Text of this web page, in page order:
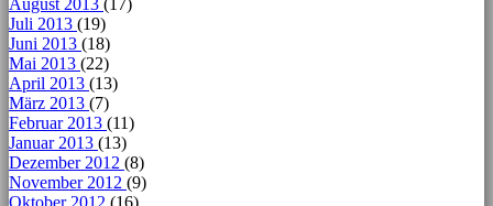
August 2013 (17)
Juli 2013 (19)
Juni 2013 (18)
Mai 2013 (22)
April 2013 (13)
März 2013 (7)
Februar 2013 (11)
Januar 2013 (13)
Dezember 2012 (8)
November 2012 (9)